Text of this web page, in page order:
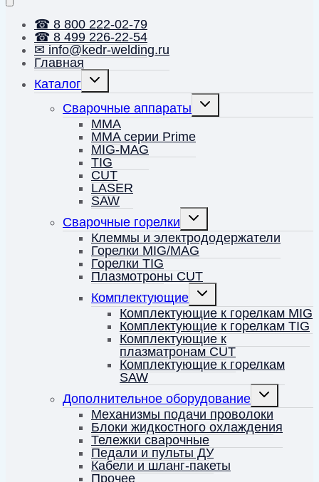
☎ 8 800 222-02-79
☎ 8 499 226-22-54
✉ info@kedr-welding.ru
Главная
Каталог
Переключить
Сварочные аппараты
Переключить
MMA
MMA серии Prime
MIG-MAG
TIG
CUT
LASER
SAW
Сварочные горелки
Переключить
меню
Клеммы и электрододержатели
Горелки MIG/MAG
Горелки TIG
Плазмотроны CUT
Комплектующие
Переключить
меню
Комплектующие к горелкам MIG
Комплектующие к горелкам TIG
Комплектующие к
плазматронам CUT
Комплектующие к горелкам
SAW
Дополнительное оборудование
Переключить
меню
Механизмы подачи проволоки
Блоки жидкостного охлаждения
Тележки сварочные
Педали и пульты ДУ
Кабели и шланг-пакеты
Прочее